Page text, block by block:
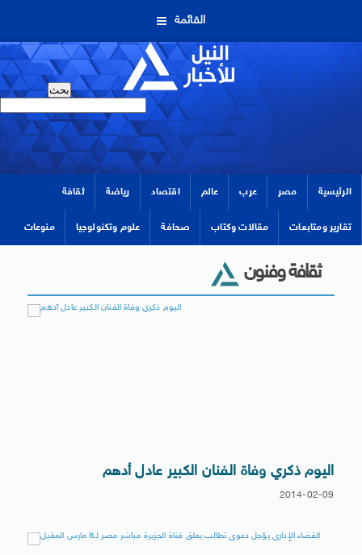
القائمة
الرئيسية مصر عرب عالم اقتصاد رياضة ثقافة
تقارير ومتابعات مقالات وكتاب صحافة علوم وتكنولوجيا منوعات
ثقافة وفنون
اليوم ذكري وفاة الفنان الكبير عادل أدهم
2014-02-09